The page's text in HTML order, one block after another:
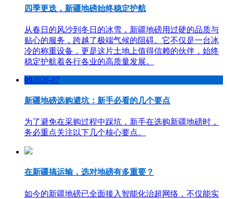
四季更迭，新疆地磅始终稳定护航
从春日的风沙到冬日的冰雪，新疆地磅用过硬的品质与
贴心的服务，跨越了极端气候的阻碍。它不仅是一台冰
冷的称重设备，更是这片土地上值得信赖的伙伴，始终
稳定护航着各行各业的高质量发展。
092026-07
新疆地磅选购避坑：新手必看的几个要点
为了避免在采购过程中踩坑，新手在选购新疆地磅时，
务必重点关注以下几个核心要点。
在新疆搞运输，选对地磅有多重要？
如今的新疆地磅已全面接入智能化治超网络，不仅能实